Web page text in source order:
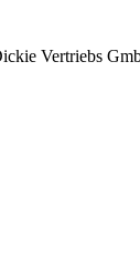
Vertriebs